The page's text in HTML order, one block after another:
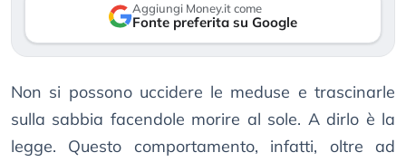
Aggiungi Money.it come
Fonte preferita su Google
Non si possono uccidere le meduse e trascinarle
sulla sabbia facendole morire al sole. A dirlo è la
legge. Questo comportamento, infatti, oltre ad